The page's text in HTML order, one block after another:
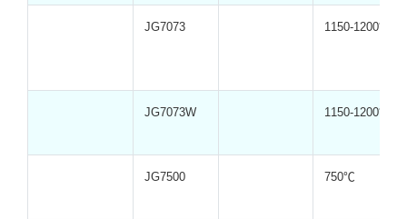
JG7073 1150-1200℃
JG7073W 1150-1200℃
JG7500 750℃